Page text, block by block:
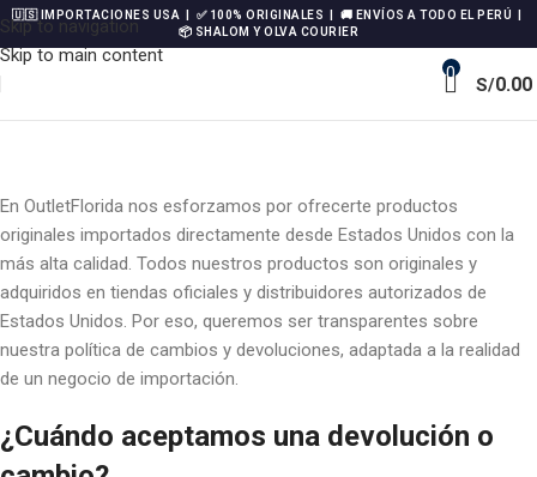
🇺🇸 IMPORTACIONES USA | ✅ 100% ORIGINALES | 🚚 ENVÍOS A TODO EL PERÚ |
📦 SHALOM Y OLVA COURIER
Skip to navigation
Skip to main content
0
S/0.00
En OutletFlorida nos esforzamos por ofrecerte productos
originales importados directamente desde Estados Unidos con la
más alta calidad. Todos nuestros productos son originales y
adquiridos en tiendas oficiales y distribuidores autorizados de
Estados Unidos. Por eso, queremos ser transparentes sobre
nuestra política de cambios y devoluciones, adaptada a la realidad
de un negocio de importación.
¿Cuándo aceptamos una devolución o